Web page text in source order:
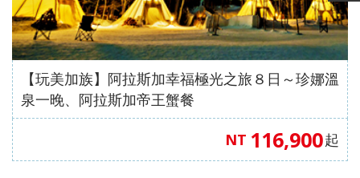
【玩美加族】阿拉斯加幸福極光之旅８日～珍娜溫
泉一晚、阿拉斯加帝王蟹餐
NT 116,900起